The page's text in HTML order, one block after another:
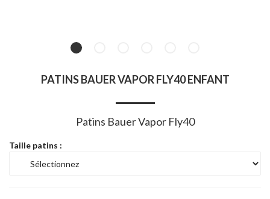
PATINS BAUER VAPOR FLY40 ENFANT
Patins Bauer Vapor Fly40
Taille patins :